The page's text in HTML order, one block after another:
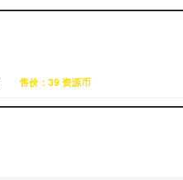
售价：39 资源币